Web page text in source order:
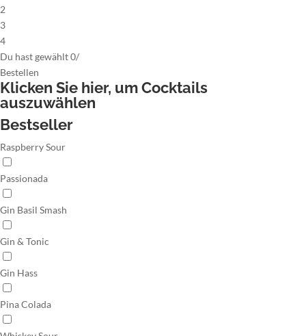
2
3
4
Du hast gewählt0/
Bestellen
Klicken Sie hier, um Cocktails
auszuwählen
Bestseller
Raspberry Sour
Passionada
Gin Basil Smash
Gin & Tonic
Gin Hass
Pina Colada